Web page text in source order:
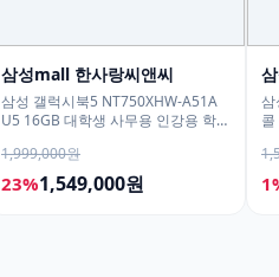
삼성mall 한사랑씨앤씨
삼성 갤럭시북5 NT750XHW-A51A
U5 16GB 대학생 사무용 인강용 학생
1,999,000원
23%1,549,000원
삼